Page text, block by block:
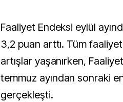
Faaliyet Endeksi eylül
3,2 puan arttı. Tüm
artışlar yaşanırken,
temmuz ayından sonraki
gerçekleşti.